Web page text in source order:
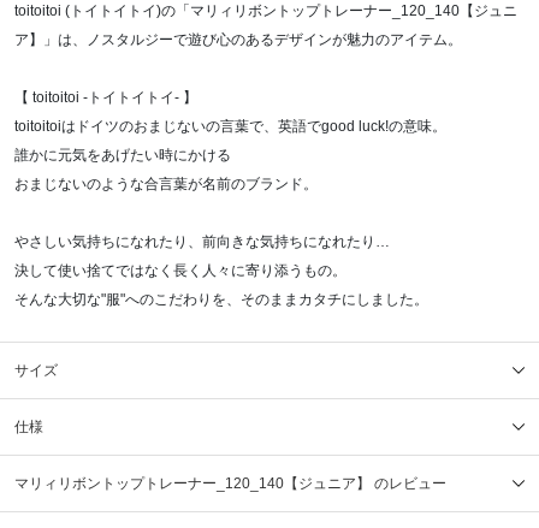
toitoitoi (トイトイトイ)の「マリィリボントップトレーナー_120_140【ジュニ
ア】」は、ノスタルジーで遊び心のあるデザインが魅力のアイテム。
【 toitoitoi -トイトイトイ- 】
toitoitoiはドイツのおまじないの言葉で、英語でgood luck!の意味。
誰かに元気をあげたい時にかける
おまじないのような合言葉が名前のブランド。
やさしい気持ちになれたり、前向きな気持ちになれたり…
決して使い捨てではなく長く人々に寄り添うもの。
そんな大切な"服"へのこだわりを、そのままカタチにしました。
サイズ
仕様
マリィリボントップトレーナー_120_140【ジュニア】 のレビュー